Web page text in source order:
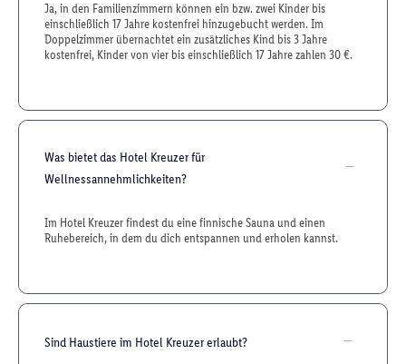
Ja, in den Familienzimmern können ein bzw. zwei Kinder bis
einschließlich 17 Jahre kostenfrei hinzugebucht werden. Im
Doppelzimmer übernachtet ein zusätzliches Kind bis 3 Jahre
kostenfrei, Kinder von vier bis einschließlich 17 Jahre zahlen 30 €.
Was bietet das Hotel Kreuzer für
Wellnessannehmlichkeiten?
Im Hotel Kreuzer findest du eine finnische Sauna und einen
Ruhebereich, in dem du dich entspannen und erholen kannst.
Sind Haustiere im Hotel Kreuzer erlaubt?